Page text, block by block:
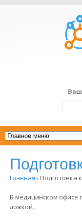
Вы
здесь
Главная › Подготовка
В медицинском офисе
ложкой.